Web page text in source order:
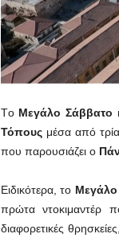
Τo Μεγάλο Σάββατο
Τόπουςμέσα από τρία
που παρουσιάζει ο
Ειδικότερα, το Μεγάλο
πρώτα ντοκιμαντέρ
διαφορετικές